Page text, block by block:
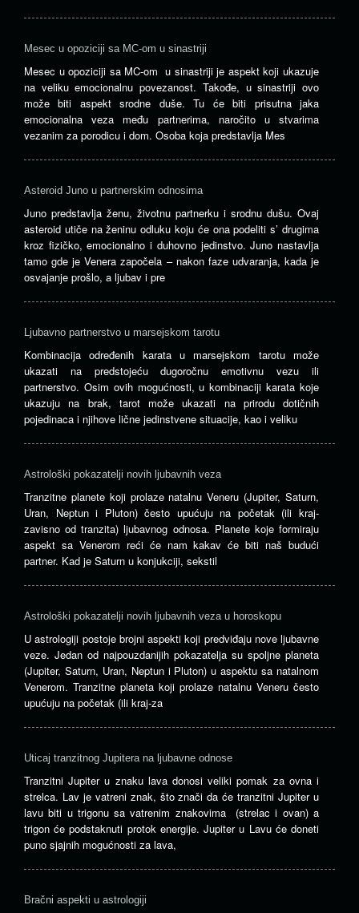
Mesec u opoziciji sa MC-om u sinastriji
Mesec u opoziciji sa MC-om u sinastriji je aspekt koji ukazuje
na veliku emocionalnu povezanost. Takođe, u sinastriji ovo
može biti aspekt srodne duše. Tu će biti prisutna jaka
emocionalna veza među partnerima, naročito u stvarima
vezanim za porodicu i dom. Osoba koja predstavlja Mes
Asteroid Juno u partnerskim odnosima
Juno predstavlja ženu, životnu partnerku i srodnu dušu. Ovaj
asteroid utiče na ženinu odluku koju će ona podeliti s’ drugima
kroz fizičko, emocionalno i duhovno jedinstvo. Juno nastavlja
tamo gde je Venera započela – nakon faze udvaranja, kada je
osvajanje prošlo, a ljubav i pre
Ljubavno partnerstvo u marsejskom tarotu
Kombinacija određenih karata u marsejskom tarotu može
ukazati na predstojeću dugoročnu emotivnu vezu ili
partnerstvo. Osim ovih mogućnosti, u kombinaciji karata koje
ukazuju na brak, tarot može ukazati na prirodu dotičnih
pojedinaca i njihove lične jedinstvene situacije, kao i veliku
Astrološki pokazatelji novih ljubavnih veza
Tranzitne planete koji prolaze ​​natalnu Veneru (Jupiter, Saturn,
Uran, Neptun i Pluton) često upućuju na početak (ili kraj-
zavisno od tranzita) ljubavnog odnosa. Planete koje formiraju
aspekt sa Venerom reći će nam kakav će biti naš budući
partner. Kad je Saturn u konjukciji, sekstil
Astrološki pokazatelji novih ljubavnih veza u horoskopu
U astrologiji postoje brojni aspekti koji predviđaju nove ljubavne
veze. Jedan od najpouzdanijih pokazatelja su spoljne planeta
(Jupiter, Saturn, Uran, Neptun i Pluton) u aspektu sa natalnom
Venerom. Tranzitne planeta koji prolaze ​​natalnu Veneru često
upućuju na početak (ili kraj-za
Uticaj tranzitnog Jupitera na ljubavne odnose
Tranzitni Jupiter u znaku lava donosi veliki pomak za ovna i
strelca. Lav je vatreni znak, što znači da će tranzitni Jupiter u
lavu biti u trigonu sa vatrenim znakovima (strelac i ovan) a
trigon će podstaknuti protok energije. Jupiter u Lavu će doneti
puno sjajnih mogućnosti za lava,
Bračni aspekti u astrologiji